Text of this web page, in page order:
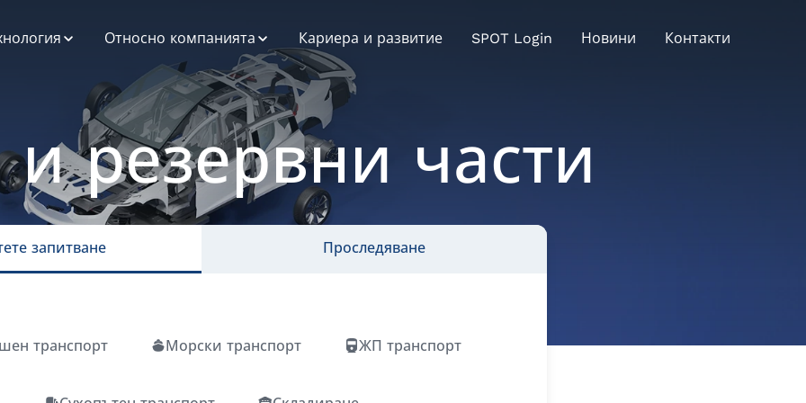
за
и анализ
Относно компанията
ESG при нас
Профил на
компанията
История
Мисия, Визия и
Ценности
Кариера и развитие SPOT Login Новини Контакти
резервни части
запитване
транспорт Морски транспорт ЖП транспорт
Проследяване